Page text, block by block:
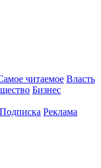
читаемое Власть
Бизнес
Подписка Реклама